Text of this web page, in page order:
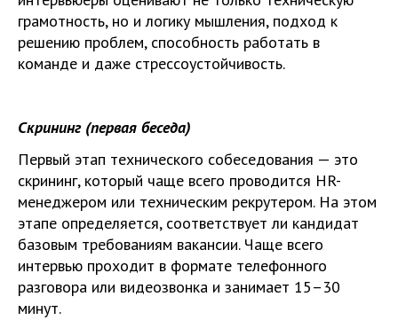
грамотность, но и логику мышления, подход к
решению проблем, способность работать в
команде и даже стрессоустойчивость.
Скрининг (первая беседа)
Первый этап технического собеседования — это
скрининг, который чаще всего проводится HR-
менеджером или техническим рекрутером. На этом
этапе определяется, соответствует ли кандидат
базовым требованиям вакансии. Чаще всего
интервью проходит в формате телефонного
разговора или видеозвонка и занимает 15–30
минут.